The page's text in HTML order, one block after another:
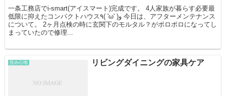
一条工務店でi-smart(アイスマート)完成です。 4人家族が暮らす必要最
低限に抑えたコンパクトハウス٩( 'ω' )و 今日は、アフターメンテナンス
について。 2ヶ月点検の時に玄関下のモルタル？がポロポロになってし
まっていたので修理...
住み心地 リビングダイニングの家具ケア